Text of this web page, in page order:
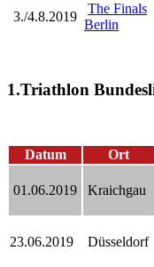
3./4.8.2019
The Finals
Berlin
1.Triathlon
Datum Ort
01.06.2019 Kraichgau
23.06.2019 Düsseldorf